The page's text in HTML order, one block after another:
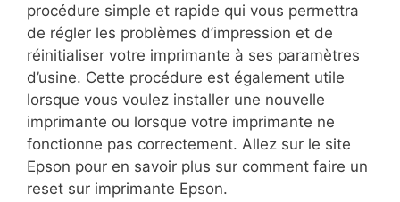
procédure simple et rapide qui vous permettra
de régler les problèmes d’impression et de
réinitialiser votre imprimante à ses paramètres
d’usine. Cette procédure est également utile
lorsque vous voulez installer une nouvelle
imprimante ou lorsque votre imprimante ne
fonctionne pas correctement. Allez sur le site
Epson pour en savoir plus sur comment faire un
reset sur imprimante Epson.